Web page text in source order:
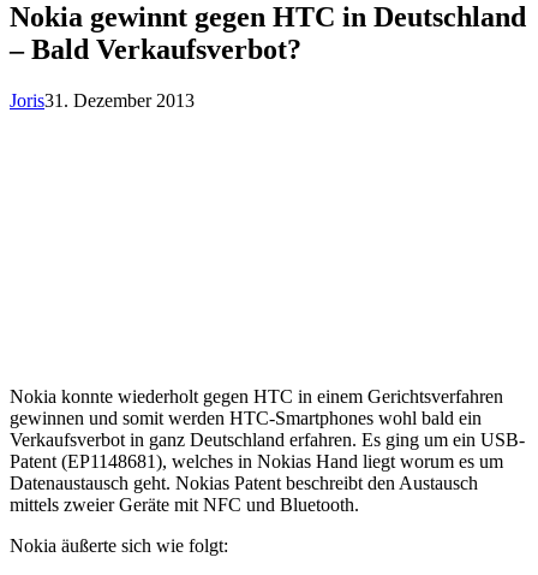
Nokia gewinnt gegen HTC in Deutschland
– Bald Verkaufsverbot?
Joris31. Dezember 2013
Nokia konnte wiederholt gegen HTC in einem Gerichtsverfahren
gewinnen und somit werden HTC-Smartphones wohl bald ein
Verkaufsverbot in ganz Deutschland erfahren. Es ging um ein USB-
Patent (EP1148681), welches in Nokias Hand liegt worum es um
Datenaustausch geht. Nokias Patent beschreibt den Austausch
mittels zweier Geräte mit NFC und Bluetooth.
Nokia äußerte sich wie folgt: